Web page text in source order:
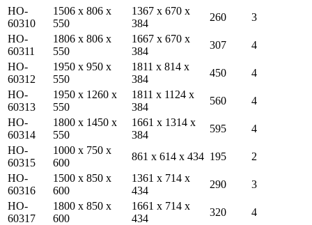
HO-
60310
1506 x 806 x
550
1367 x 670 x
384
260
3
HO-
60311
1806 x 806 x
550
1667 x 670 x
384
307
4
HO-
60312
1950 x 950 x
550
1811 x 814 x
384
450
4
HO-
60313
1950 x 1260 x
550
1811 x 1124 x
384
560
4
HO-
60314
1800 x 1450 x
550
1661 x 1314 x
384
595
4
HO-
60315
1000 x 750 x
600
861 x 614 x 434 195
2
HO-
60316
1500 x 850 x
600
1361 x 714 x
434
290
3
HO-
60317
1800 x 850 x
600
1661 x 714 x
434
320
4